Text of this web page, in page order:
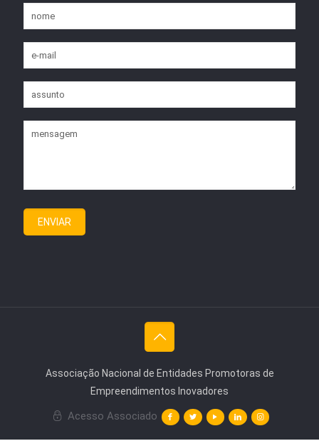
Associação Nacional de Entidades Promotoras de
Empreendimentos Inovadores
Acesso Associado